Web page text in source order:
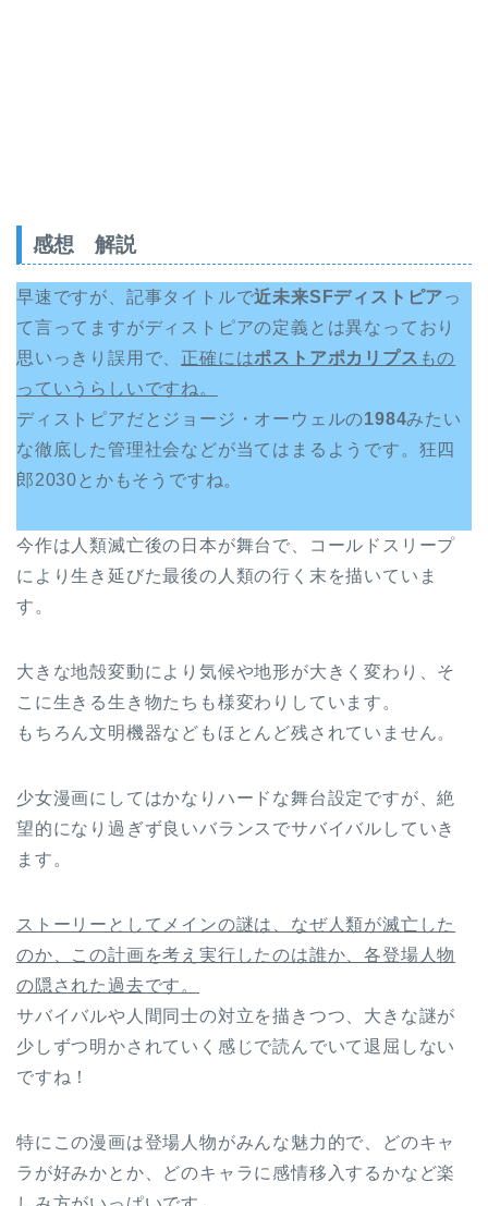
感想 解説
早速ですが、記事タイトルで近未来SFディストピアっ
て言ってますがディストピアの定義とは異なっており
思いっきり誤用で、 正確にはポストアポカリプス もの
っていうらしいですね。
ディストピアだとジョージ・オーウェルの1984みたい
な徹底した管理社会などが当てはまるようです。狂四
郎2030とかもそうですね。
今作は人類滅亡後の日本が舞台で、コールドスリープ
により生き延びた最後の人類の行く末を描いていま
す。
大きな地殻変動により気候や地形が大きく変わり、そ
こに生きる生き物たちも様変わりしています。
もちろん文明機器などもほとんど残されていません。
少女漫画にしてはかなりハードな舞台設定ですが、絶
望的になり過ぎず良いバランスでサバイバルしていき
ます。
ストーリーとしてメインの謎は、なぜ人類が滅亡した
のか、この計画を考え実行したのは誰か、各登場人物
の隠された過去です。
サバイバルや人間同士の対立を描きつつ、大きな謎が
少しずつ明かされていく感じで読んでいて退屈しない
ですね！
特にこの漫画は登場人物がみんな魅力的で、どのキャ
ラが好みかとか、どのキャラに感情移入するかなど楽